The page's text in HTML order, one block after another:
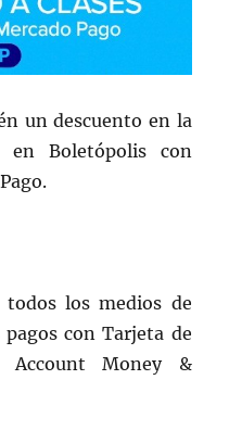
un descuento en la
Boletópolis con
todos los medios de
con Tarjeta de
Account Money &